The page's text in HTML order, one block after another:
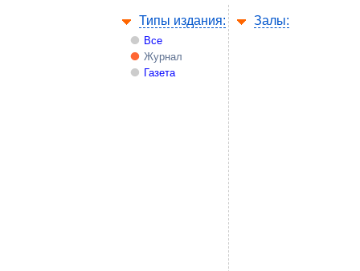
Типы издания:
Все
Журнал
Газета
Залы: